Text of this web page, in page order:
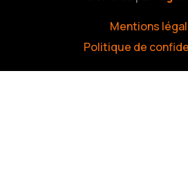
Mentions
Politique de